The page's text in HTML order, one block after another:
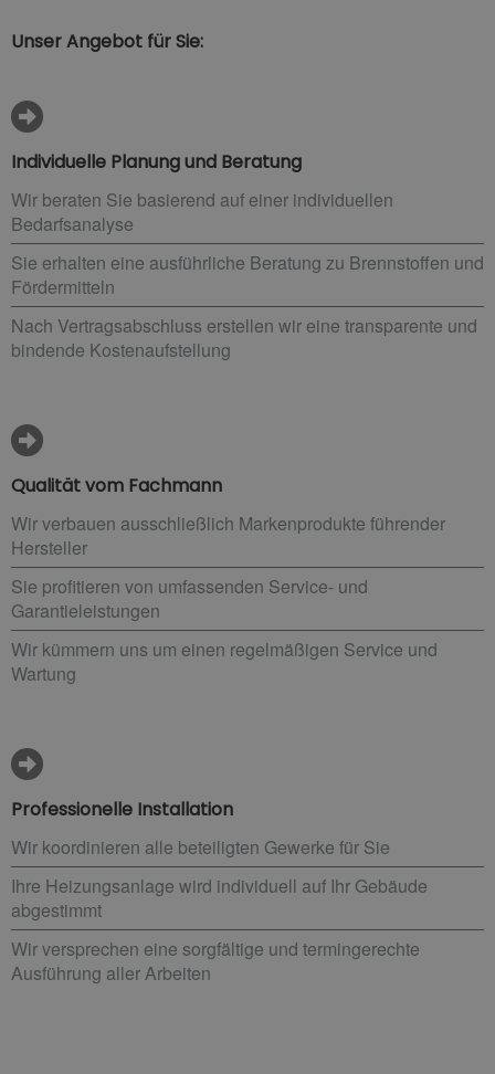
Unser Angebot für Sie:
Individuelle Planung und Beratung
Wir beraten Sie basierend auf einer individuellen
Bedarfsanalyse
Sie erhalten eine ausführliche Beratung zu Brennstoffen und
Fördermitteln
Nach Vertragsabschluss erstellen wir eine transparente und
bindende Kostenaufstellung
Qualität vom Fachmann
Wir verbauen ausschließlich Markenprodukte führender
Hersteller
Sie profitieren von umfassenden Service- und
Garantieleistungen
Wir kümmern uns um einen regelmäßigen Service und
Wartung
Professionelle Installation
Wir koordinieren alle beteiligten Gewerke für Sie
Ihre Heizungsanlage wird individuell auf Ihr Gebäude
abgestimmt
Wir versprechen eine sorgfältige und termingerechte
Ausführung aller Arbeiten